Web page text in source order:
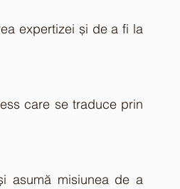
expertizei și de a fi la
care se traduce prin
asumă misiunea de a